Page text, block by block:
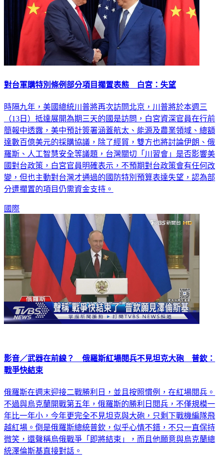
對台軍購特別條例部分項目擱置表態 白宮：失望
時隔九年，美國總統川普將再次訪問北京，川普將於本週三
（13日）抵達展開為期三天的國是訪問，白宮資深官員在行前
簡報中透露，美中預計簽署涵蓋航太、能源及農業領域、總額
達數百億美元的採購協議，除了經貿，雙方也將討論伊朗、俄
羅斯、人工智慧安全等議題，台灣關切「川習會」是否影響美
國對台政策，白宮官員明確表示，不預期對台政策會有任何改
變，但也主動對台灣才通過的國防特別預算表達失望，認為部
分遭擱置的項目仍需資金支持。
國際
影音／武器在前線？ 俄羅斯紅場閱兵不見坦克大砲 普欽：
戰爭快結束
俄羅斯在週末迎接二戰勝利日，並且按照慣例，在紅場閱兵。
不過與烏克蘭開戰第五年，俄羅斯的勝利日閱兵，不僅規模一
年比一年小，今年更完全不見坦克與大砲，只剩下戰機編隊飛
越紅場。倒是俄羅斯總統普欽，似乎心情不錯，不只一直保持
微笑，還聲稱烏俄戰爭「即將結束」，而且他願意與烏克蘭總
統澤倫斯基直接對話。